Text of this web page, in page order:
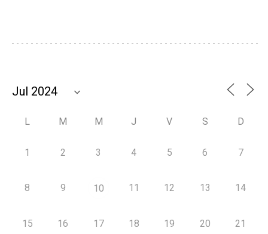
L M M J V S D
1 2 3 4 5 6 7
8 9 10 11 12 13 14
15 16 17 18 19 20 21